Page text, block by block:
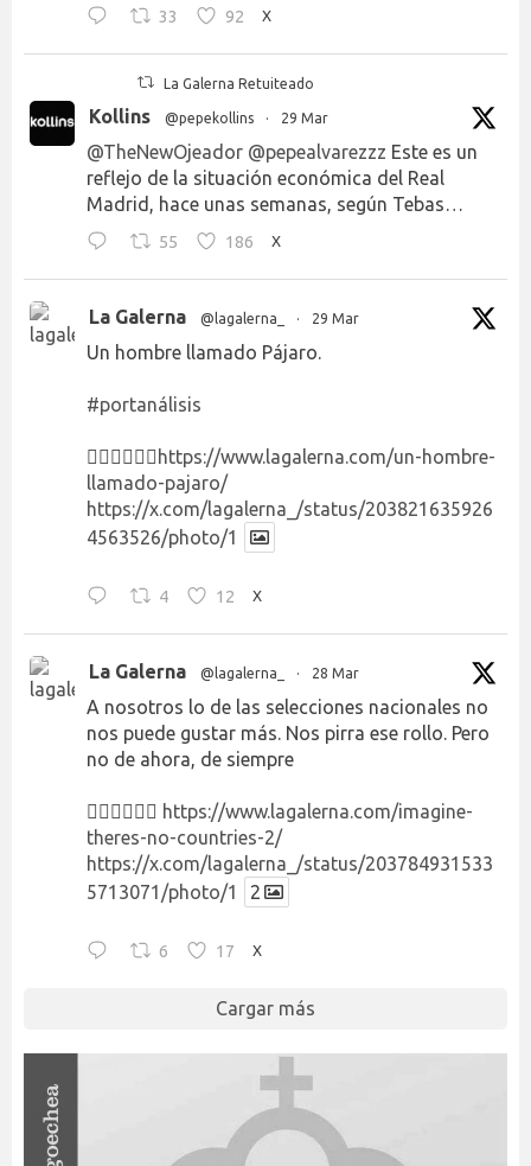
33 92 X
La Galerna Retuiteado
Kollins @pepekollins · 29 Mar
@TheNewOjeador @pepealvarezzz Este es un
reflejo de la situación económica del Real
Madrid, hace unas semanas, según Tebas…
55 186 X
La Galerna @lagalerna_ · 29 Mar
Un hombre llamado Pájaro.
#portanálisis
👉🏻👉🏻👉🏻 https://www.lagalerna.com/un-hombre-
llamado-pajaro/
https://x.com/lagalerna_/status/203821635926
4563526/photo/1
4 12 X
La Galerna @lagalerna_ · 28 Mar
A nosotros lo de las selecciones nacionales no
nos puede gustar más. Nos pirra ese rollo. Pero
no de ahora, de siempre
👉🏻👉🏻👉🏻 https://www.lagalerna.com/imagine-
theres-no-countries-2/
https://x.com/lagalerna_/status/203784931533
5713071/photo/1
2
6 17 X
Cargar más